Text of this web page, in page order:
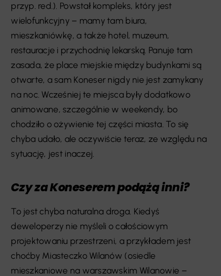
przyp. red.). Powstał kompleks, który jest
wielofunkcyjny – mamy tam biura,
mieszkaniówkę, a także hotel, muzeum,
restauracje i przychodnię lekarską. Panuje tam
zasada, że place miejskie między budynkami są
otwarte, a sam Koneser nigdy nie jest zamykany
na noc. Wcześniej te miejsca były dodatkowo
animowane, szczególnie w weekendy, bo
chodziło o ożywienie tej części miasta. To się
chyba udało, ale oczywiście teraz, ze względu na
sytuację, jest inaczej.
Czy za Koneserem podążą inni?
To jest chyba naturalna droga. Kiedyś
deweloperzy nie myśleli o całościowym
projektowaniu przestrzeni, a przykładem jest
choćby Miasteczko Wilanów (osiedle
mieszkaniowe na warszawskim Wilanowie –